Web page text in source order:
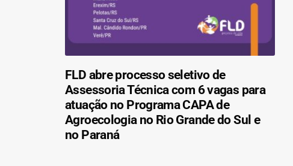
FLD abre processo seletivo de
Assessoria Técnica com 6 vagas para
atuação no Programa CAPA de
Agroecologia no Rio Grande do Sul e
no Paraná